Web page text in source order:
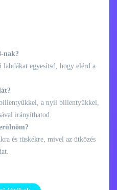
nak?
labdákat egyesítsd, hogy elérd a
a nyíl billentyűkkel,
irányíthatod.
és tüskékre, mivel az ütközés